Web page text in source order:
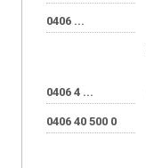
0406 ...
0406 4 ...
0406 40 500 0